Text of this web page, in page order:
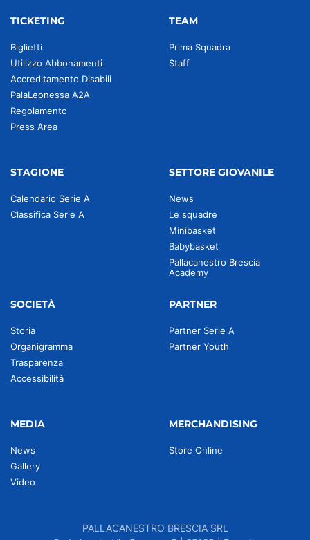
TICKETING
Biglietti
Utilizzo Abbonamenti
Accreditamento Disabili
PalaLeonessa A2A
Regolamento
Press Area
TEAM
Prima Squadra
Staff
STAGIONE
Calendario Serie A
Classifica Serie A
SETTORE GIOVANILE
News
Le squadre
Minibasket
Babybasket
Pallacanestro Brescia
Academy
SOCIETÀ
Storia
Organigramma
Trasparenza
Accessibilità
PARTNER
Partner Serie A
Partner Youth
MEDIA
News
Gallery
Video
MERCHANDISING
Store Online
PALLACANESTRO BRESCIA SRL